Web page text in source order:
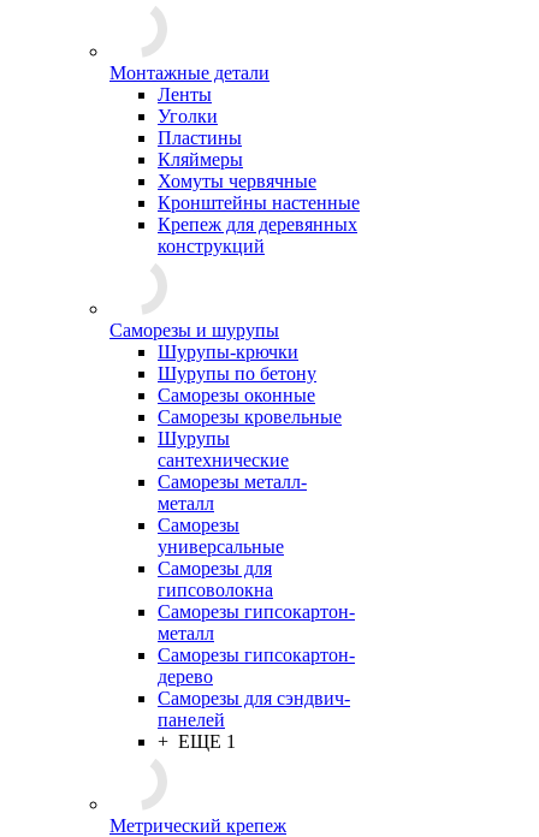
Монтажные детали
Ленты
Уголки
Пластины
Кляймеры
Хомуты червячные
Кронштейны настенные
Крепеж для деревянных
конструкций
Саморезы и шурупы
Шурупы-крючки
Шурупы по бетону
Саморезы оконные
Саморезы кровельные
Шурупы
сантехнические
Саморезы металл-
металл
Саморезы
универсальные
Саморезы для
гипсоволокна
Саморезы гипсокартон-
металл
Саморезы гипсокартон-
дерево
Саморезы для сэндвич-
панелей
+ ЕЩЕ 1
Метрический крепеж